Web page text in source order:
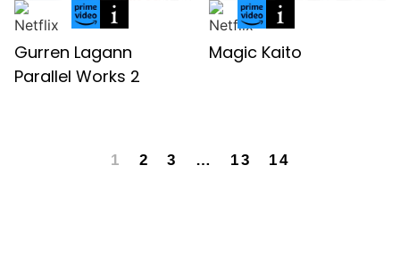
Gurren Lagann
Parallel Works 2
Magic Kaito
1 2 3 … 13 14